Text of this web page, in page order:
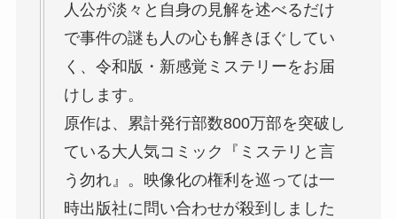
人公が淡々と自身の見解を述べるだけ
で事件の謎も人の心も解きほぐしてい
く、令和版・新感覚ミステリーをお届
けします。
原作は、累計発行部数800万部を突破し
ている大人気コミック『ミステリと言
う勿れ』。映像化の権利を巡っては一
時出版社に問い合わせが殺到しました